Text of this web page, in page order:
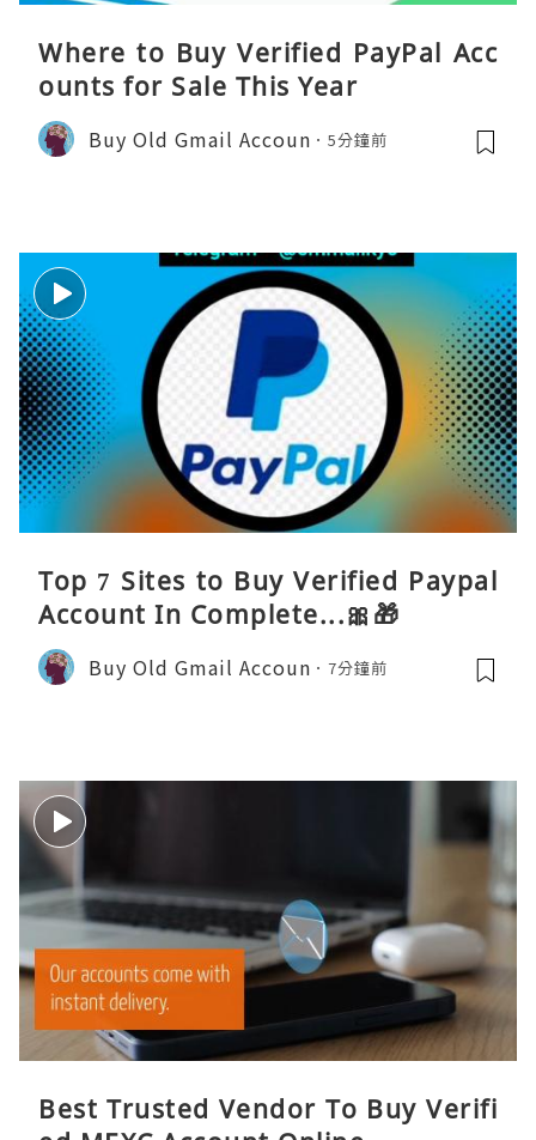
Where to Buy Verified PayPal Acc
ounts for Sale This Year
Buy Old Gmail Accoun 5分鐘前
Top 7 Sites to Buy Verified Paypal
Account In Complete...🎀🎁
Buy Old Gmail Accoun 7分鐘前
Best Trusted Vendor To Buy Verifi